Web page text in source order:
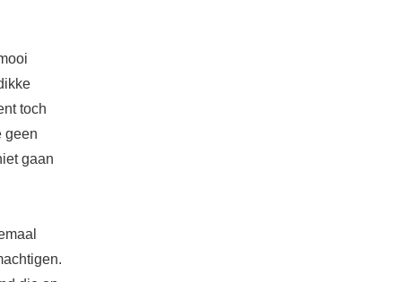
toch
geen
gaan